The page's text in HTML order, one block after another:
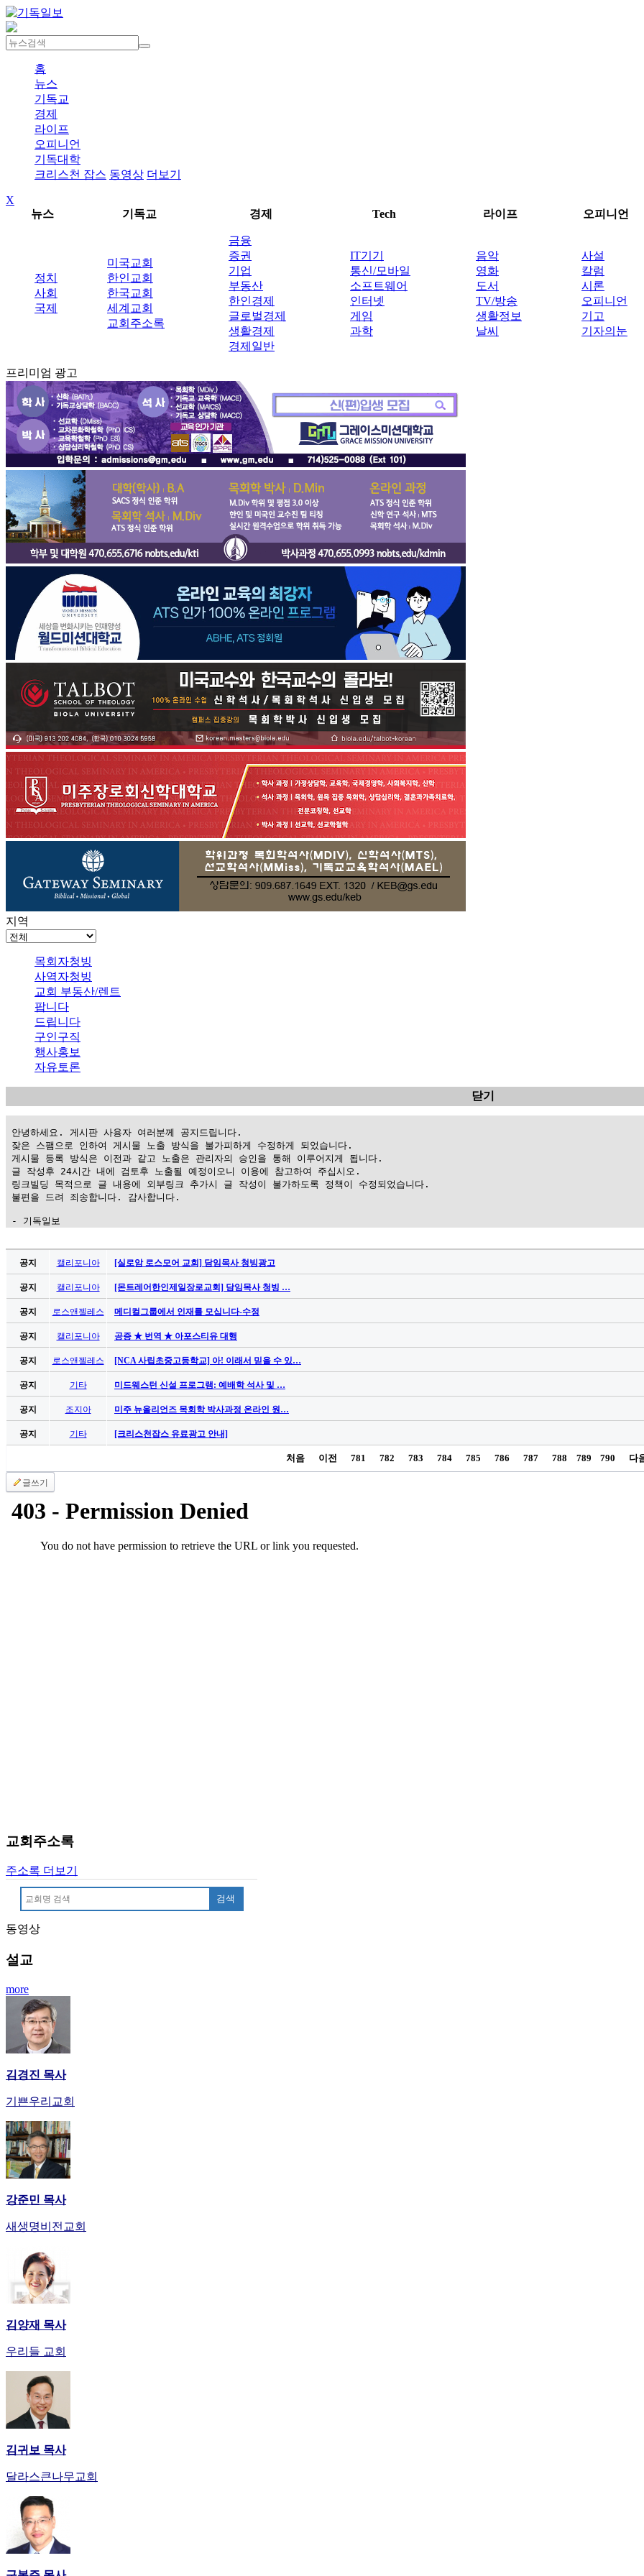
홈
뉴스
기독교
경제
라이프
오피니언
기독대학
크리스천 잡스 동영상 더보기
X
뉴스
기독교 경제 Tech 라이프 오피니언
정치
사회
국제
미국교회
한인교회
한국교회
세계교회
교회주소록
금융
증권
기업
부동산
한인경제
글로벌경제
생활경제
경제일반
IT기기
통신/모바일
소프트웨어
인터넷
게임
과학
음악
영화
도서
TV/방송
생활정보
날씨
사설
칼럼
시론
오피니언
기고
기자의눈
프리미엄 광고
지역
목회자청빙
사역자청빙
교회 부동산/렌트
팝니다
드립니다
구인구직
행사홍보
자유토론
닫기
안녕하세요. 게시판 사용자 여러분께 공지드립니다.
잦은 스팸으로 인하여 게시물 노출 방식을 불가피하게 수정하게 되었습니다.
게시물 등록 방식은 이전과 같고 노출은 관리자의 승인을 통해 이루어지게 됩니다.
글 작성후 24시간 내에 검토후 노출될 예정이오니 이용에 참고하여 주십시오.
링크빌딩 목적으로 글 내용에 외부링크 추가시 글 작성이 불가하도록 정책이 수정되었습니다.
불편을 드려 죄송합니다. 감사합니다.
- 기독일보
만
꼴
밍
넷
minky
합
출
입
기
료
약
임
중
아
e
뉴
스
규
노
제
휴
이
트
무
남
어
시
리
스
가
평
발
부
탑-
시
공지 캘리포니아 [실로암 로스모어 교회] 담임목사 청빙광고
공지 캘리포니아 [몬트레어한인제일장로교회] 담임목사 청빙 …
공지 로스앤젤레스 메디컬그룹에서 인재를 모십니다-수정
공지 캘리포니아 공증 ★ 번역 ★ 아포스티유 대행
공지 로스앤젤레스 [NCA 사립초중고등학교] 아! 이래서 믿을 수 있…
공지 기타 미드웨스턴 신설 프로그램: 예배학 석사 및 …
공지 조지아 미주 뉴올리언즈 목회학 박사과정 온라인 원…
공지 기타 [크리스천잡스 유료광고 안내]
처음 이전 781 782 783 784 785 786 787 788 789 790 다
글쓰기
교회주소록
주소록 더보기
검색
동영상
설교
more
김경진 목사
기쁜우리교회
강준민 목사
새생명비전교회
김양재 목사
우리들 교회
김귀보 목사
달라스큰나무교회